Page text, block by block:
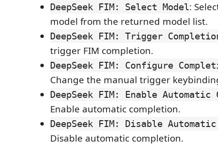
DeepSeek FIM: Select Model:
model from the returned model list.
DeepSeek FIM: Trigger
trigger FIM completion.
DeepSeek FIM: Configure
Change the manual trigger
DeepSeek FIM: Enable Automatic
Enable automatic completion.
DeepSeek FIM: Disable
Disable automatic completion.